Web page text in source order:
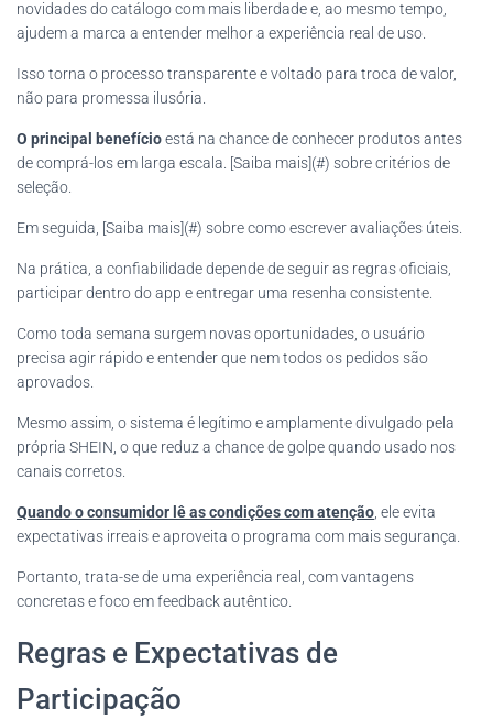
novidades do catálogo com mais liberdade e, ao mesmo tempo,
ajudem a marca a entender melhor a experiência real de uso.
Isso torna o processo transparente e voltado para troca de valor,
não para promessa ilusória.
O principal benefícioestá na chance de conhecer produtos antes
de comprá-los em larga escala. [Saiba mais](#) sobre critérios de
seleção.
Em seguida, [Saiba mais](#) sobre como escrever avaliações úteis.
Na prática, a confiabilidade depende de seguir as regras oficiais,
participar dentro do app e entregar uma resenha consistente.
Como toda semana surgem novas oportunidades, o usuário
precisa agir rápido e entender que nem todos os pedidos são
aprovados.
Mesmo assim, o sistema é legítimo e amplamente divulgado pela
própria SHEIN, o que reduz a chance de golpe quando usado nos
canais corretos.
Quando o consumidor lê as condições com atenção , ele evita
expectativas irreais e aproveita o programa com mais segurança.
Portanto, trata-se de uma experiência real, com vantagens
concretas e foco em feedback autêntico.
Regras e Expectativas de
Participação